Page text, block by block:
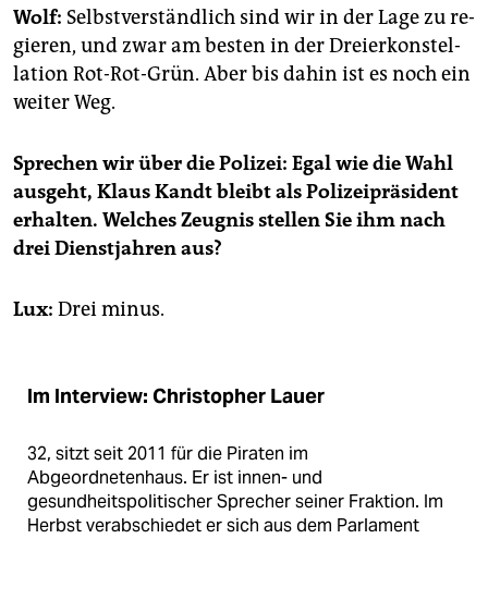
Wolf: Selbst­ver­ständ­lich sind wir in der Lage zu re­
gie­ren, und zwar am bes­ten in der Drei­er­kon­stel­
la­ti­on Rot-Rot-Grün. Aber bis dahin ist es noch ein
wei­ter Weg.
Spre­chen wir über die Po­li­zei: Egal wie die Wahl
aus­geht, Klaus Kandt bleibt als Po­li­zei­prä­si­dent
er­hal­ten. Wel­ches Zeug­nis stel­len Sie ihm nach
drei Dienst­jah­ren aus?
Lux: Drei minus.
Im Interview: Christopher Lauer
32, sitzt seit 2011 für die Piraten im
Abgeordnetenhaus. Er ist innen- und
gesundheitspolitischer Sprecher seiner Fraktion. Im
Herbst verabschiedet er sich aus dem Parlament